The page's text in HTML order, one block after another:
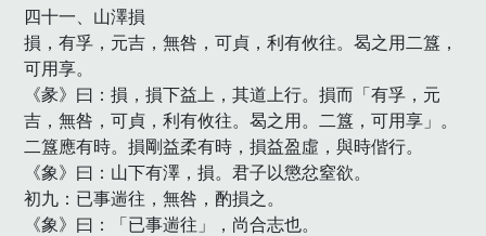
四十一、山澤損
損，有孚，元吉，無咎，可貞，利有攸往。曷之用二簋，
可用享。
《彖》曰：損，損下益上，其道上行。損而「有孚，元
吉，無咎，可貞，利有攸往。曷之用。二簋，可用享」。
二簋應有時。損剛益柔有時，損益盈虛，與時偕行。
《象》曰：山下有澤，損。君子以懲忿窒欲。
初九：已事遄往，無咎，酌損之。
《象》曰：「已事遄往」，尚合志也。